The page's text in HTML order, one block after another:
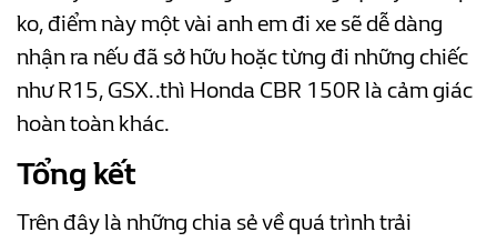
ko, điểm này một vài anh em đi xe sẽ dễ dàng
nhận ra nếu đã sở hữu hoặc từng đi những chiếc
như R15, GSX..thì Honda CBR 150R là cảm giác
hoàn toàn khác.
Tổng kết
Trên đây là những chia sẻ về quá trình trải